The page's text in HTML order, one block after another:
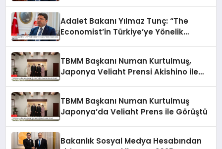
Adalet Bakanı Yılmaz Tunç: “The
Economist’in Türkiye’ye Yönelik
TBMM Başkanı Numan Kurtulmuş,
Japonya Veliaht Prensi Akishino ile
TBMM Başkanı Numan Kurtulmuş
Japonya’da Veliaht Prens ile Görüştü
Bakanlık Sosyal Medya Hesabından